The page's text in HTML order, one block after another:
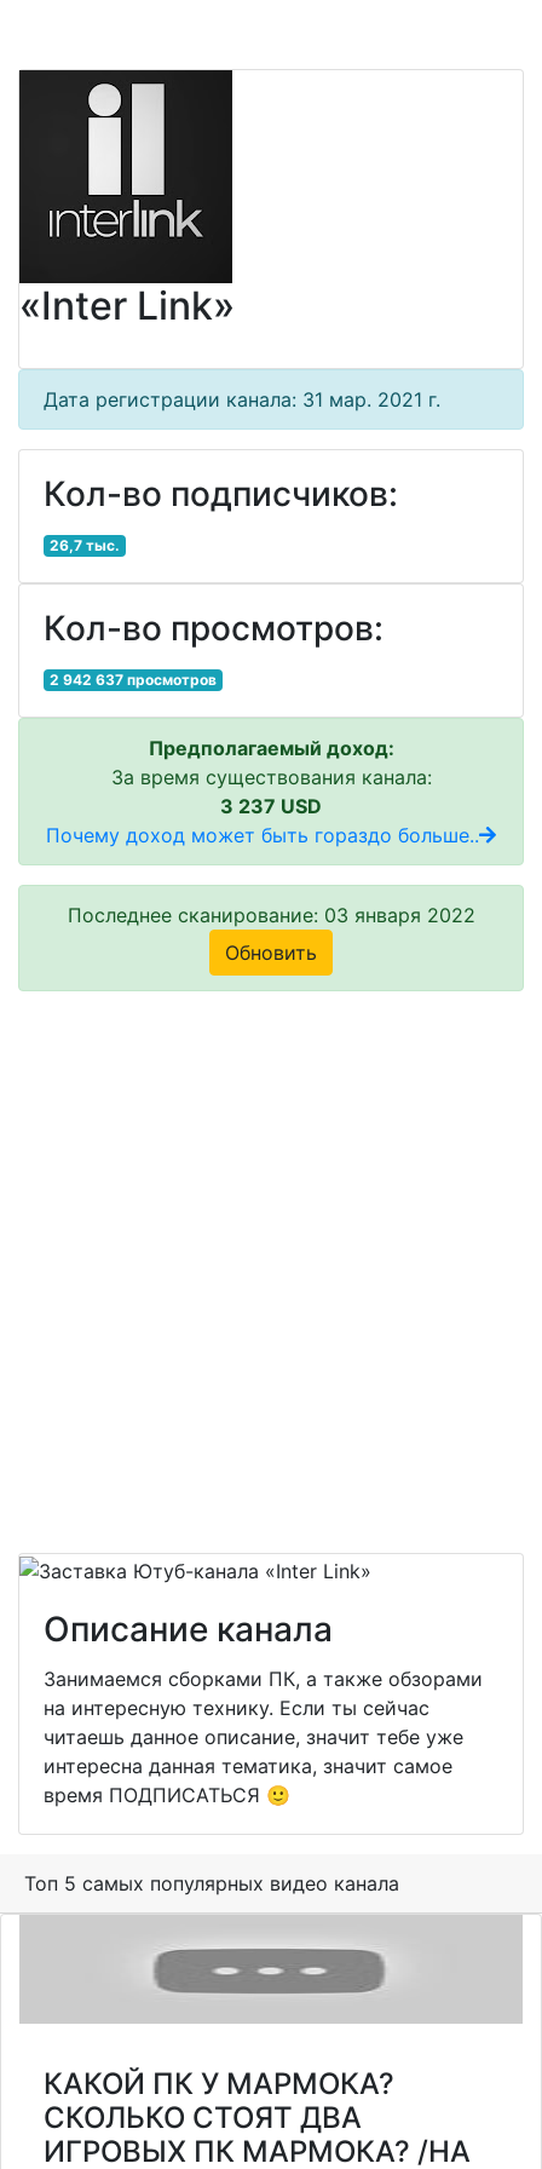
«Inter Link»
Дата регистрации канала: 31 мар. 2021 г.
Кол-во подписчиков:
26,7 тыс.
Кол-во просмотров:
2 942 637 просмотров
Предполагаемый доход:
За время существования канала:
3 237 USD
Почему доход может быть гораздо больше..
Последнее сканирование: 03 января 2022
Обновить
Описание канала
Занимаемся сборками ПК, а также обзорами
на интересную технику. Если ты сейчас
читаешь данное описание, значит тебе уже
интересна данная тематика, значит самое
время ПОДПИСАТЬСЯ 🙂
Топ 5 самых популярных видео канала
КАКОЙ ПК У МАРМОКА?
СКОЛЬКО СТОЯТ ДВА
ИГРОВЫХ ПК МАРМОКА? /НА